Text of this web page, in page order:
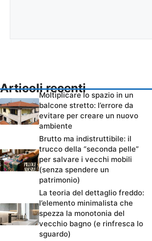
Articoli recenti
Moltiplicare lo spazio in un
balcone stretto: l’errore da
evitare per creare un nuovo
ambiente
Brutto ma indistruttibile: il
trucco della “seconda pelle”
per salvare i vecchi mobili
(senza spendere un
patrimonio)
La teoria del dettaglio freddo:
l’elemento minimalista che
spezza la monotonia del
vecchio bagno (e rinfresca lo
sguardo)